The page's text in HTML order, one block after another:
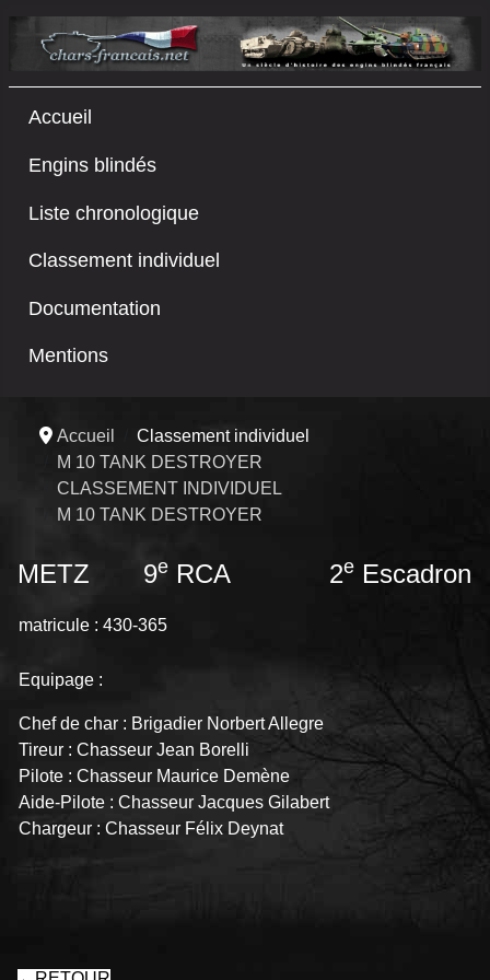
Accueil
Engins blindés
Liste chronologique
Classement individuel
Documentation
Mentions
Accueil
Classement individuel
M 10 TANK DESTROYER
CLASSEMENT INDIVIDUEL
M 10 TANK DESTROYER
METZ 9e RCA 2e Escadron
matricule : 430-365
Equipage :
Chef de char : Brigadier Norbert Allegre
Tireur : Chasseur Jean Borelli
Pilote : Chasseur Maurice Demène
Aide-Pilote : Chasseur Jacques Gilabert
Chargeur : Chasseur Félix Deynat